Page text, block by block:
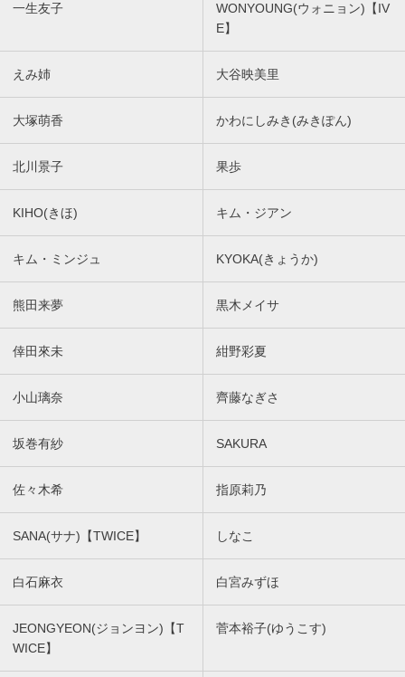
一生友子
WONYOUNG(ウォニョン)【IV
E】
えみ姉 大谷映美里
大塚萌香 かわにしみき(みきぽん)
北川景子 果歩
KIHO(きほ) キム・ジアン
キム・ミンジュ KYOKA(きょうか)
熊田来夢 黒木メイサ
倖田來未 紺野彩夏
小山璃奈 齊藤なぎさ
坂巻有紗 SAKURA
佐々木希 指原莉乃
SANA(サナ)【TWICE】 しなこ
白石麻衣 白宮みずほ
JEONGYEON(ジョンヨン)【T
WICE】
菅本裕子(ゆうこす)